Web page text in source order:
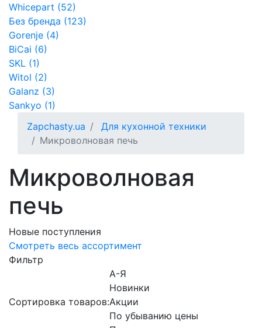
Whicepart (52)
Без бренда (123)
Gorenje (4)
BiCai (6)
SKL (1)
Witol (2)
Galanz (3)
Sankyo (1)
Zapchasty.ua
Для кухонной техники
Микроволновая печь
Микроволновая
печь
Новые поступления
Смотреть весь ассортимент
Фильтр
Сортировка товаров:
А-Я
Новинки
Акции
По убыванию цены